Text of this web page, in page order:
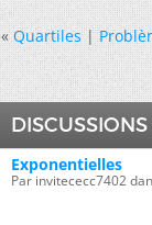
« Quartiles|
Exponentielles
Par invitececc7402